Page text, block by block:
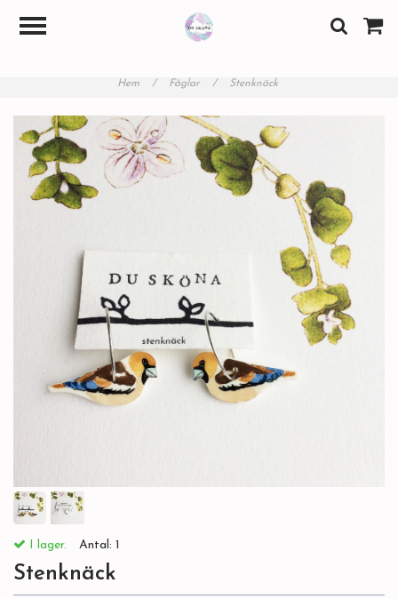
Hem / Fåglar / Stenknäck
I lager. Antal: 1
Stenknäck